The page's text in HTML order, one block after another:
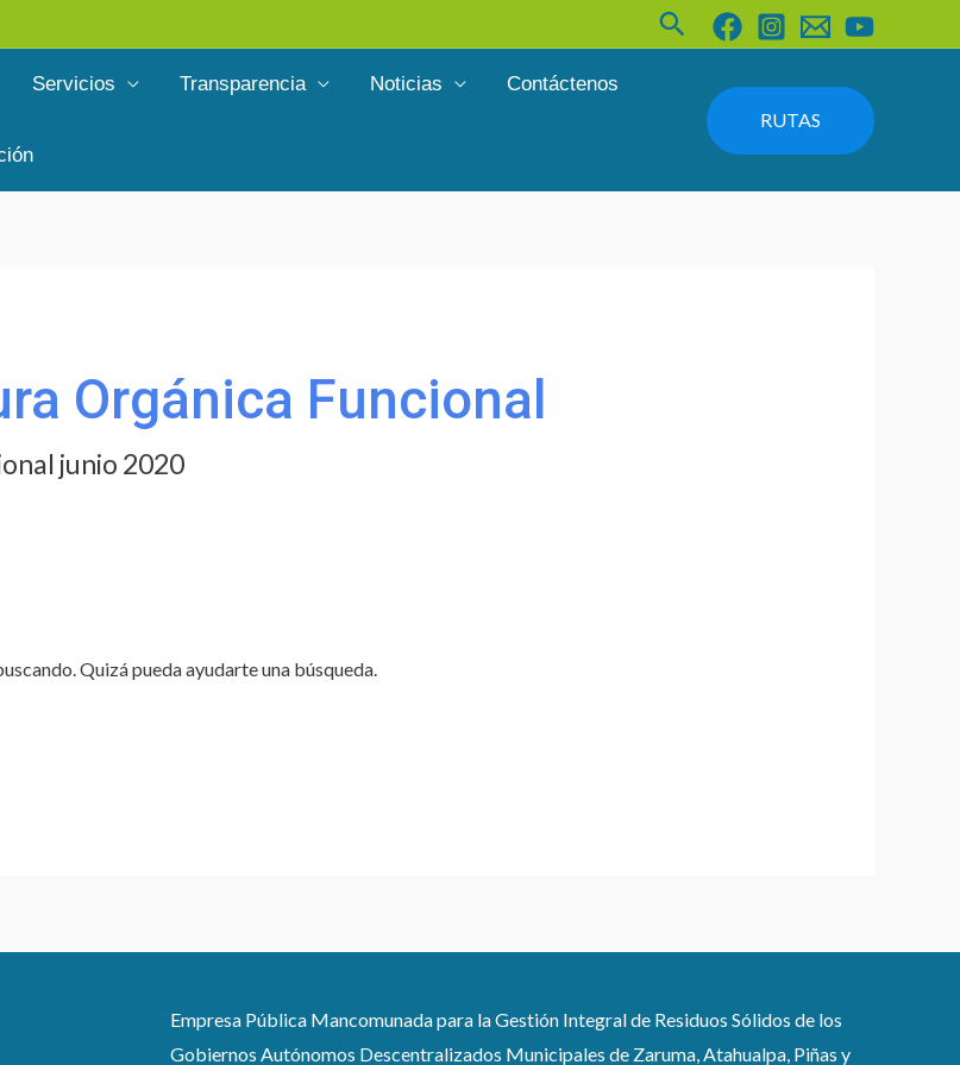
Buscar
Servicios Transparencia Noticias Contáctenos
RUTAS
Orgánica Funcional
junio 2020
Quizá pueda ayudarte una búsqueda.
Empresa Pública Mancomunada para la Gestión Integral de Residuos Sólidos de los
Gobiernos Autónomos Descentralizados Municipales de Zaruma, Atahualpa, Piñas y